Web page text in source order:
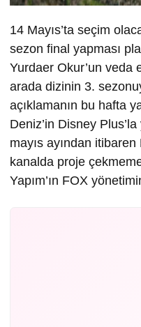
14 Mayıs’ta seçim
sezon final yapması
Yurdaer Okur’un veda
arada dizinin 3.
açıklamanın bu hafta
Deniz’in Disney
mayıs ayından
kanalda proje
Yapım’ın FOX